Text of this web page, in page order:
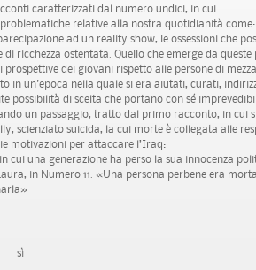
caratterizzati dal numero undici, in cui
relative alla nostra quotidianità
ad un reality show, le ossessioni che
ricchezza ostentata. Quello che emerge da
prospettive dei giovani rispetto alle persone di
in un'epoca nella quale si era aiutati, curati,
possibilità di scelta che portano con sé
un passaggio, tratto dal primo racconto, in cui
scienziato suicida, la cui morte è collegata alle
motivazioni per attaccare l’Iraq:
cui una generazione ha perso la sua innocenza
in Numero 11. «Una persona perbene era
sì